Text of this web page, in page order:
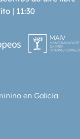
| 11:30
en Galicia